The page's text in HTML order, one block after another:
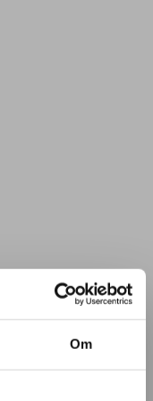
Om